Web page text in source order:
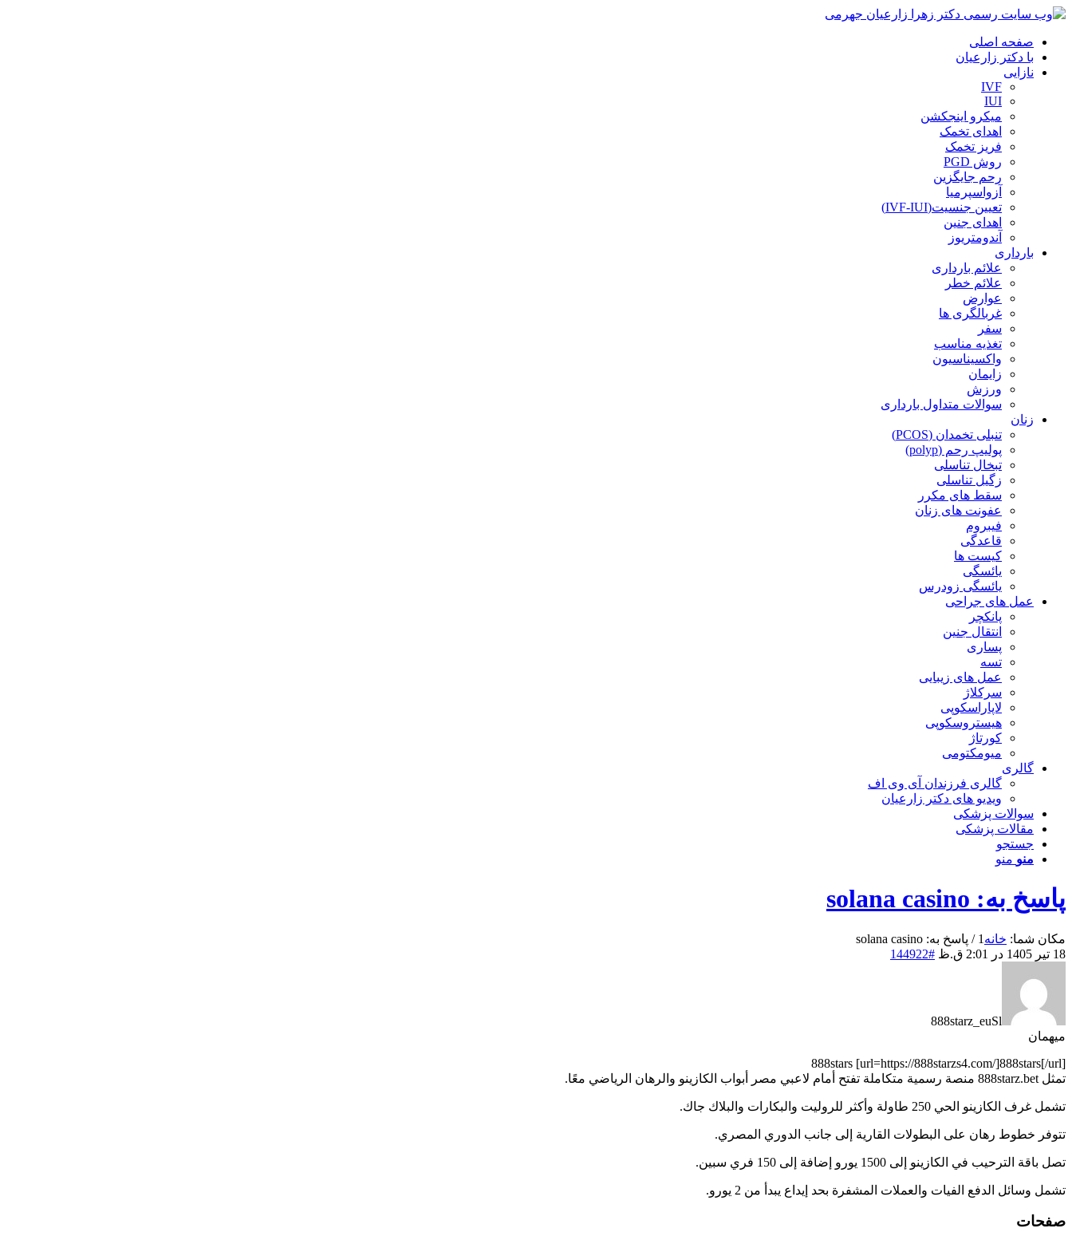
صفحه اصلی
با دکتر زارعیان
نازایی
IVF
IUI
میکرو اینجکشن
اهدای تخمک
فریز تخمک
روش PGD
رحم جایگزین
آزواسپرمیا
تعیین جنسیت(IVF-IUI)
اهدای جنین
آندومتریوز
بارداری
علائم بارداری
علائم خطر
عوارض
غربالگری ها
سفر
تغذیه مناسب
واکسیناسیون
زایمان
ورزش
سوالات متداول بارداری
زنان
تنبلی تخمدان (PCOS)
پولیپ رحم (polyp)
تبخال تناسلی
زگیل تناسلی
سقط های مکرر
عفونت های زنان
فیبروم
قاعدگی
کیست ها
یائسگی
یائسگی زودرس
عمل های جراحی
پانکچر
انتقال جنین
پساری
تسه
عمل های زیبایی
سرکلاژ
لاپاراسکوپی
هیستروسکوپی
کورتاژ
میومکتومی
گالری
گالری فرزندان آی وی اف
ویدیو های دکتر زارعیان
سوالات پزشکی
مقالات پزشکی
جستجو
منو منو
پاسخ به: solana casino
مکان شما: خانه 1
/ پاسخ به: solana casino
18 تیر 1405 در 2:01 ق.ظ
#144922
888starz_euSl
میهمان
888stars [url=https://888starzs4.com/]888stars[/url]
تمثل 888starz.bet منصة رسمية متكاملة تفتح أمام لاعبي مصر أبواب الكازينو والرهان الرياضي معًا.
تشمل غرف الكازينو الحي 250 طاولة وأكثر للروليت والبكارات والبلاك جاك.
تتوفر خطوط رهان على البطولات القارية إلى جانب الدوري المصري.
تصل باقة الترحيب في الكازينو إلى 1500 يورو إضافة إلى 150 فري سبين.
تشمل وسائل الدفع الفيات والعملات المشفرة بحد إيداع يبدأ من 2 يورو.
صفحات